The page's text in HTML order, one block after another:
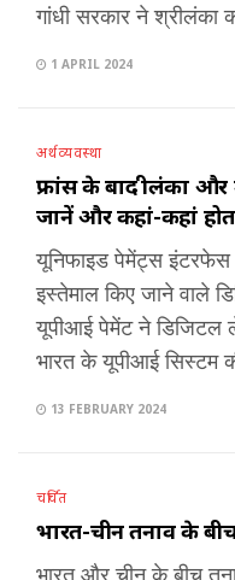
गांधी सरकार ने श्रीलंका
1 APRIL 2024
अर्थव्यवस्था
फ्रांस के बाद श्रीलंका
जानें और कहां-कहां
यूनिफाइड पेमेंट्स इंटरफेस
इस्तेमाल किए जाने वाले
यूपीआई पेमेंट ने डिजिटल
भारत के यूपीआई सिस्टम
13 FEBRUARY 2024
चर्चित
भारत-चीन तनाव के बीच
भारत और चीन के बीच